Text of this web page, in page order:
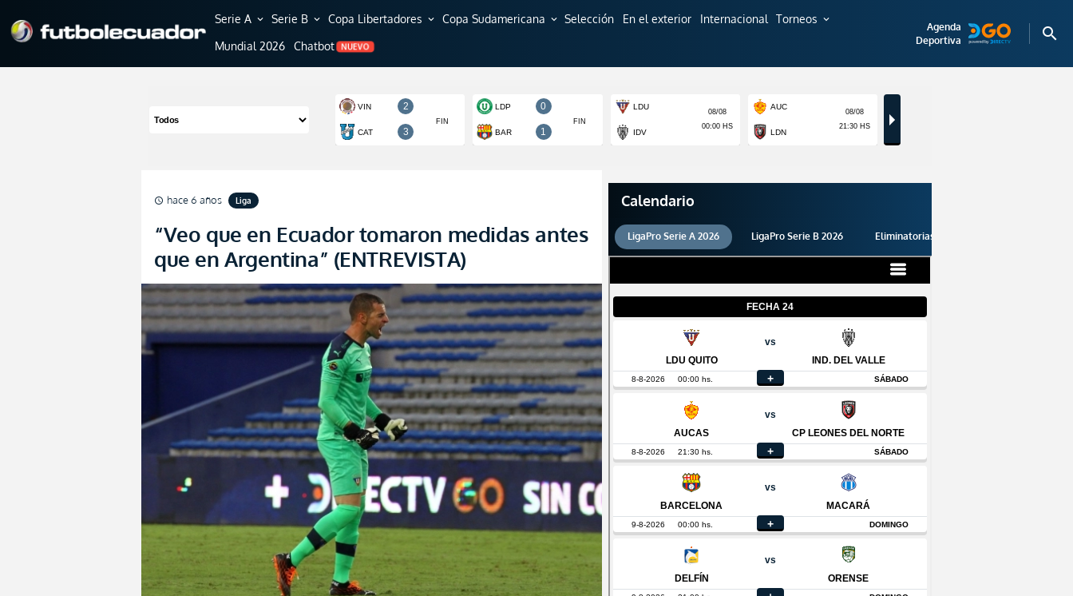
Serie A expand_more Serie B expand_more Copa Libertadores expand_more Copa Sudamericana expand_more Selección En el exterior Internacional Torneos expand_more
Mundial 2026 Chatbot NUEVO
Agenda
Deportiva
search
schedule hace 6 años Liga
“Veo que en Ecuador tomaron medidas antes
que en Argentina” (ENTREVISTA)
Calendario
LigaPro Serie A 2026 LigaPro Serie B 2026 Eliminatorias 2026